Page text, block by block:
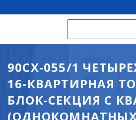
90СХ-055/1
16-КВАРТИРНАЯ
БЛОК-СЕКЦИЯ С